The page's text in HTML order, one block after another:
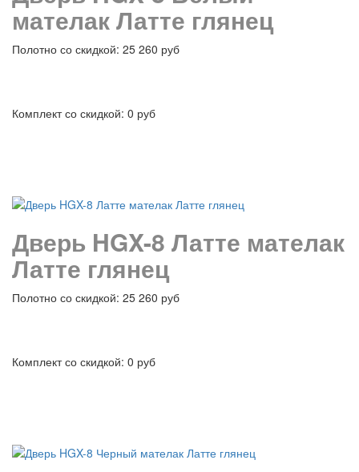
мателак Латте глянец
Полотно со скидкой: 25 260 руб
Комплект со скидкой: 0 руб
Дверь HGX-8 Латте мателак
Латте глянец
Полотно со скидкой: 25 260 руб
Комплект со скидкой: 0 руб